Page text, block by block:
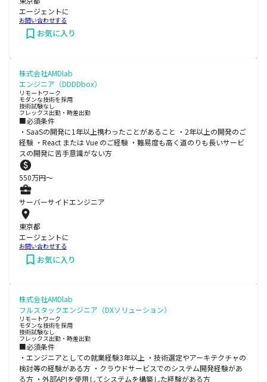
エージェントに
お問い合わせする
お気に入り
株式会社AMDlab
エンジニア（DDDDbox）
リモートワーク
モダンな技術を採用
技術試験なし
フレックス出勤・時差出勤
■必須条件
・SaaSの開発に1年以上携わったことがあること ・2年以上の開発のご
経験 ・React または Vue のご経験 ・難易度も高く道のりも長いサービ
スの開発に苦手意識がない方
550万円〜
サーバーサイドエンジニア
東京都
エージェントに
お問い合わせする
お気に入り
株式会社AMDlab
フルスタックエンジニア（DXソリューション）
リモートワーク
モダンな技術を採用
技術試験なし
フレックス出勤・時差出勤
■必須条件
・エンジニアとしての就業経験3年以上 ・技術選定やアーキテクチャの
検討等の経験がある方 ・クラウドサービスでのシステム開発経験があ
る方 ・外部APIを使用してシステムを構築した経験がある方